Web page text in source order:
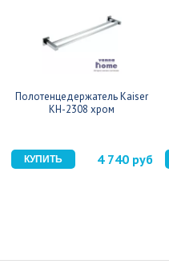
Полотенцедержатель Kaiser
KH-2308 хром
4 740 руб